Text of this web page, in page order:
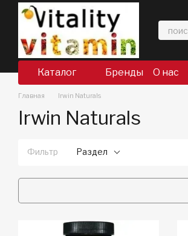
Перейти к основному контенту
Каталог Бренды О нас
Главная Irwin Naturals
Irwin Naturals
Фильтр Раздел